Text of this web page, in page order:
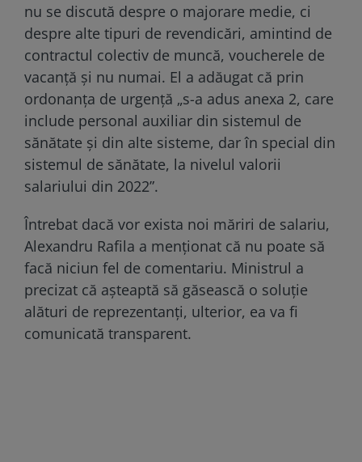
nu se discută despre o majorare medie, ci
despre alte tipuri de revendicări, amintind de
contractul colectiv de muncă, voucherele de
vacanță și nu numai. El a adăugat că prin
ordonanța de urgență „s-a adus anexa 2, care
include personal auxiliar din sistemul de
sănătate şi din alte sisteme, dar în special din
sistemul de sănătate, la nivelul valorii
salariului din 2022”.
Întrebat dacă vor exista noi măriri de salariu,
Alexandru Rafila a menţionat că nu poate să
facă niciun fel de comentariu. Ministrul a
precizat că așteaptă să găsească o soluție
alături de reprezentanți, ulterior, ea va fi
comunicată transparent.